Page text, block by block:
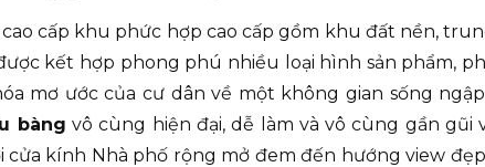
cao cấp khu phức hợp cao cấp gồm khu đất nền,
kết hợp phong phú nhiều loại hình sản phẩm,
mơ ước của cư dân về một không gian sống
bàng vô cùng hiện đại, dễ làm và vô cùng gần
kính Nhà phố rộng mở đem đến hướng view